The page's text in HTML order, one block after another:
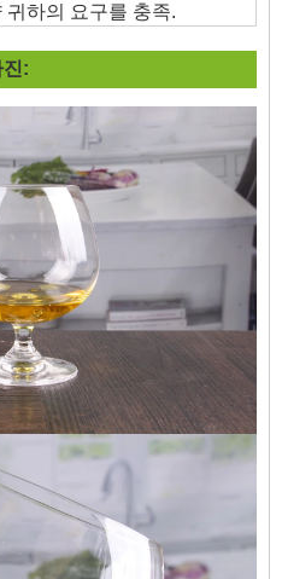
귀하의 요구를 충족.
진: